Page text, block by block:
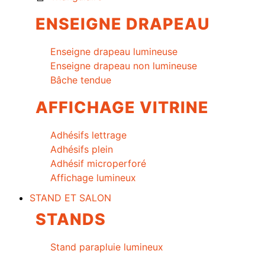
ENSEIGNE DRAPEAU
Enseigne drapeau lumineuse
Enseigne drapeau non lumineuse
Bâche tendue
AFFICHAGE VITRINE
Adhésifs lettrage
Adhésifs plein
Adhésif microperforé
Affichage lumineux
STAND ET SALON
STANDS
Stand parapluie lumineux